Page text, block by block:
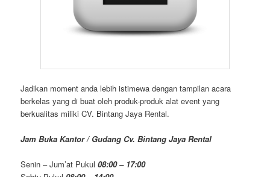
Jadikan moment anda lebih istimewa dengan tampilan acara
berkelas yang di buat oleh produk-produk alat event yang
berkualitas miliki CV. Bintang Jaya Rental.
Jam Buka Kantor / Gudang Cv. Bintang Jaya Rental
Senin – Jum’at Pukul08:00 – 17:00